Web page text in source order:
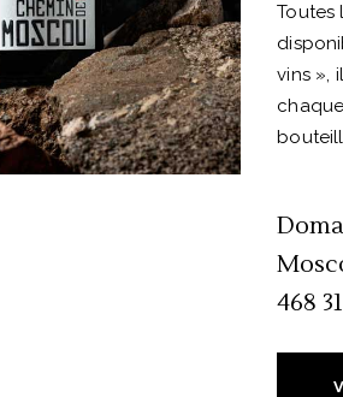
Toutes
vins »,
468